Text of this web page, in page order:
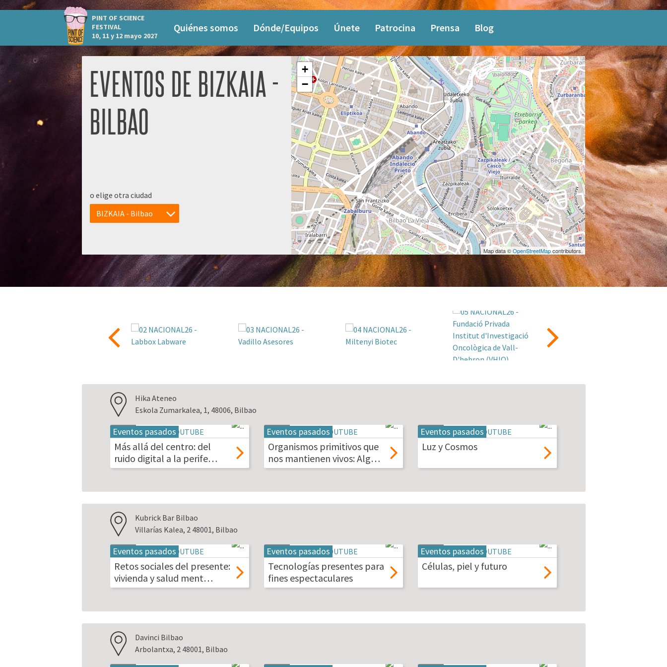
PINT OF SCIENCE
FESTIVAL
10, 11 y 12 mayo 2027
Quiénes somos Dónde/Equipos Únete Patrocina Prensa Blog
EVENTOS DE BIZKAIA -
BILBAO
o elige otra ciudad
BIZKAIA - Bilbao
+
−
Map data ©OpenStreetMapcontributors.
Hika Ateneo
Eskola Zumarkalea, 1, 48006, Bilbao
18
may
2026
Eventos pasados
Más allá del centro: del
ruido digital a la perife…
19
may
2026
Eventos pasados
Organismos primitivos que
nos mantienen vivos: Alg…
20
may
2026
Eventos pasados
Luz y Cosmos
Kubrick Bar Bilbao
Villarías Kalea, 2 48001, Bilbao
18
may
2026
Eventos pasados
Retos sociales del presente:
vivienda y salud ment…
19
may
2026
Eventos pasados
Tecnologías presentes para
fines espectaculares
20
may
Eventos pasados
Células, piel y futuro
Davinci Bilbao
Arbolantxa, 2 48001, Bilbao